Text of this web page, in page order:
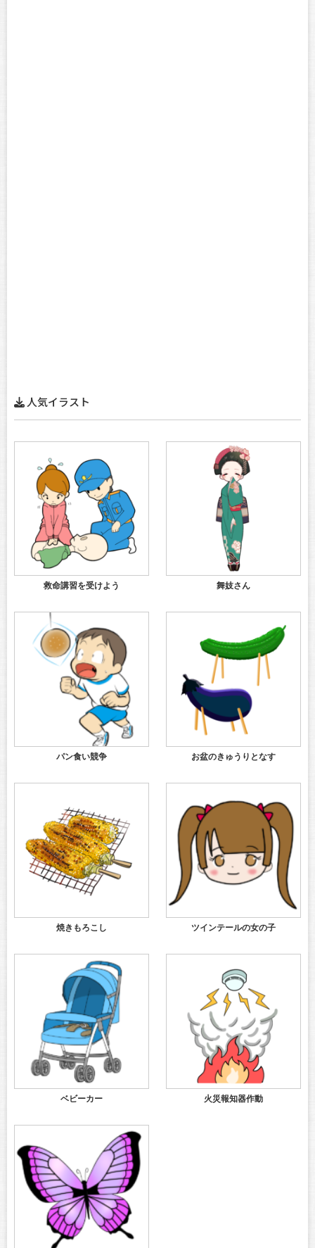
人気イラスト
救命講習を受けよう 舞妓さん
パン食い競争 お盆のきゅうりとなす
焼きもろこし ツインテールの女の子
ベビーカー 火災報知器作動